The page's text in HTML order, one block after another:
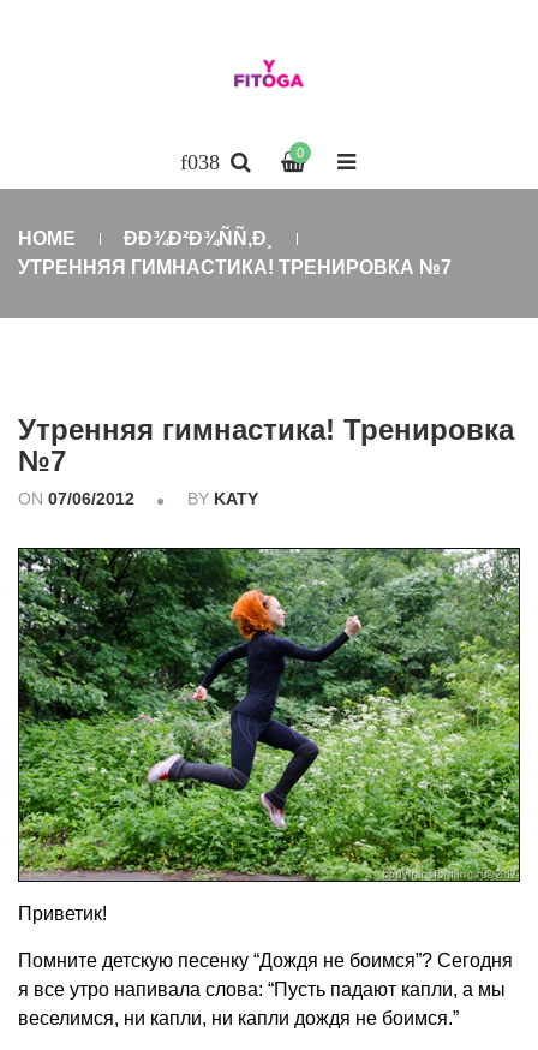
0
HOME
ÐÐ¾Ð²Ð¾ÑÑ‚Ð¸
УТРЕННЯЯ ГИМНАСТИКА! ТРЕНИРОВКА №7
Утренняя гимнастика! Тренировка
№7
ON 07/06/2012 BY KATY
Приветик!
Помните детскую песенку “Дождя не боимся”? Сегодня
я все утро напивала слова: “Пусть падают капли, а мы
веселимся, ни капли, ни капли дождя не боимся.”